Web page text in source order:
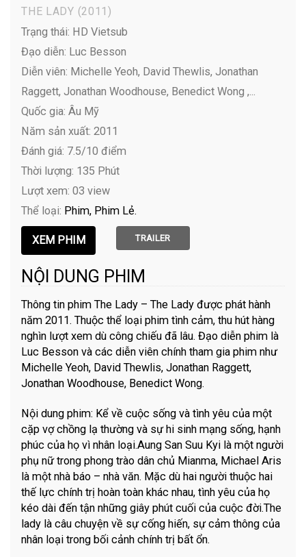
THE LADY (2011)
Trạng thái: HD Vietsub
Đạo diễn: Luc Besson
Diễn viên: Michelle Yeoh, David Thewlis, Jonathan
Raggett, Jonathan Woodhouse, Benedict Wong ,...
Quốc gia: Âu Mỹ
Năm sản xuất: 2011
Đánh giá: 7.5/10 điểm
Thời lượng: 135 Phút
Lượt xem: 03 view
Thể loại: Phim Phim Lẻ
TRAILER
NỘI DUNG PHIM
Thông tin phim The Lady – The Lady được phát hành
năm 2011. Thuộc thể loại phim tình cảm, thu hút hàng
nghìn lượt xem dù công chiếu đã lâu. Đạo diễn phim là
Luc Besson và các diễn viên chính tham gia phim như
Michelle Yeoh, David Thewlis, Jonathan Raggett,
Jonathan Woodhouse, Benedict Wong.
Nội dung phim: Kể về cuộc sống và tình yêu của một
cặp vợ chồng lạ thường và sự hi sinh mạng sống, hạnh
phúc của họ vì nhân loại.Aung San Suu Kyi là một người
phụ nữ trong phong trào dân chủ Mianma, Michael Aris
là một nhà báo – nhà văn. Mặc dù hai người thuộc hai
thế lực chính trị hoàn toàn khác nhau, tình yêu của họ
kéo dài đến tận những giây phút cuối của cuộc đời.The
lady là câu chuyện về sự cống hiến, sự cảm thông của
nhân loại trong bối cảnh chính trị bất ổn.